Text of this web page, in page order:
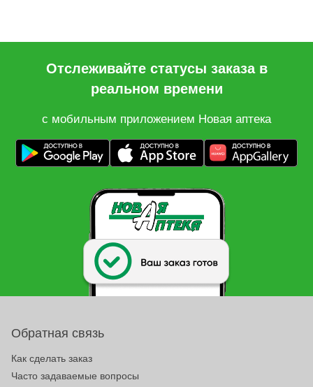
Отслеживайте статусы заказа в
реальном времени
с мобильным приложением Новая аптека
Обратная связь
Как сделать заказ
Часто задаваемые вопросы